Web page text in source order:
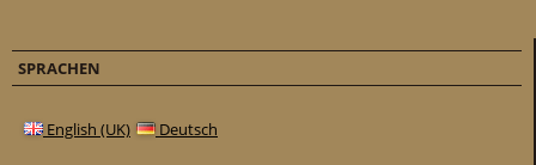
SPRACHEN
English (UK) Deutsch